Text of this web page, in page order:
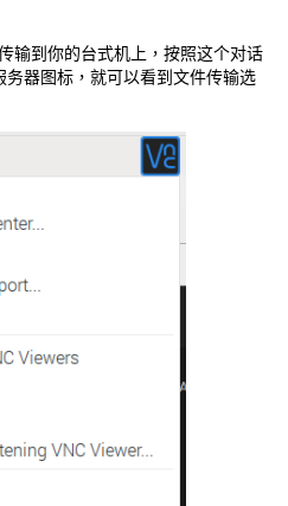
输到你的台式机上，按照这个对话
器图标，就可以看到文件传输选